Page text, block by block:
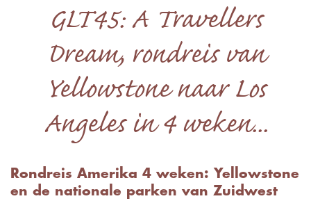
GLT45: A Travellers
Dream, rondreis van
Yellowstone naar Los
Angeles in 4 weken...
Rondreis Amerika 4 weken: Yellowstone
en de nationale parken van Zuidwest